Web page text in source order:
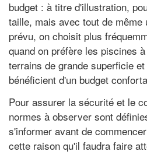
budget : à titre d'illustration,
taille, mais avec tout de même
prévu, on choisit plus
quand on préfère les piscines
terrains de grande superficie
bénéficient d'un budget
Pour assurer la sécurité et le
normes à observer sont
s'informer avant de
cette raison qu'il faudra faire